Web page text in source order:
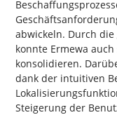
abwickeln. Durch
konnte Ermewa
konsolidieren.
dank der intuitiven
Steigerung der